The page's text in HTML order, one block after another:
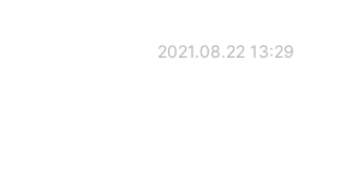
2021.08.22 13:29